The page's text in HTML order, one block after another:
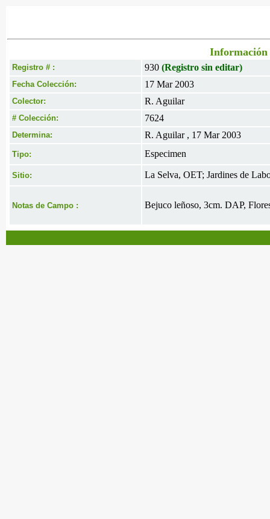
Información
Registro # : 930 (Registro sin editar)
Fecha Colección: 17 Mar 2003
Colector: R. Aguilar
# Colección: 7624
Determina: R. Aguilar , 17 Mar 2003
Tipo: Especimen
Sitio: La Selva, OET; Jardines de
Notas de Campo : Bejuco leñoso, 3cm. DAP,